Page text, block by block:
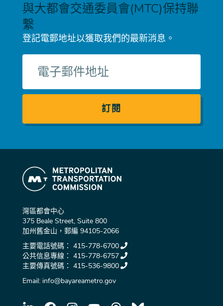
與大都會交通委員會(MTC)保持聯
繫
登記電郵地址以獲取我們的最新消息。
郵
件
灣區都會中心
375 Beale Street, Suite 800
加州舊金山，郵編 94105-2066
主要電話號碼： 415-778-6700
公共信息專線： 415-778-6757
主要傳真號碼： 415-536-9800
Email: info@bayareametro.gov